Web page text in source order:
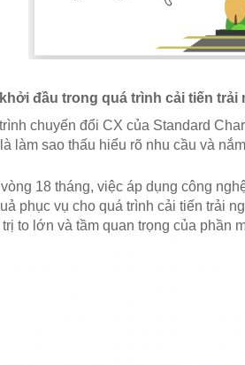
đầu trong quá trình cải tiến trải
chuyến đổi CX của Standard
làm sao thấu hiểu rõ nhu cầu và
18 tháng, việc áp dụng công
phục vụ cho quá trình cải tiến trải
to lớn và tầm quan trọng của phần